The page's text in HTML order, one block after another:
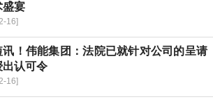
盛宴
16]
讯！伟能集团：法院已就针对公司的呈请
出认可令
16]